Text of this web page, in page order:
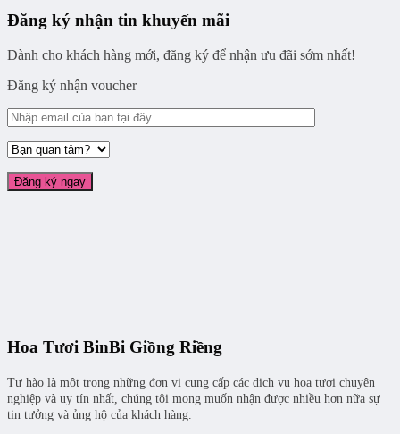
Đăng ký nhận tin khuyến mãi
Dành cho khách hàng mới, đăng ký để nhận ưu đãi sớm nhất!
Đăng ký nhận voucher
Hoa Tươi BinBi Giồng Riềng
Tự hào là một trong những đơn vị cung cấp các dịch vụ hoa tươi chuyên
nghiệp và uy tín nhất, chúng tôi mong muốn nhận được nhiều hơn nữa sự
tin tưởng và ủng hộ của khách hàng.